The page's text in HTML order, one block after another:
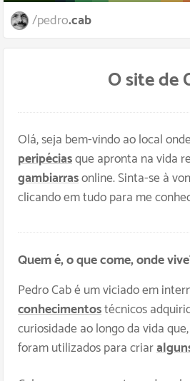
/pedro.cab
O site de
Olá, seja bem-vindo ao local
peripéciasque apronta na vida
gambiarrasonline. Sinta-se à
clicando em tudo para me
Quem é, o que come, onde
Pedro Cab é um viciado em
conhecimentostécnicos
curiosidade ao longo da vida
foram utilizados para criar